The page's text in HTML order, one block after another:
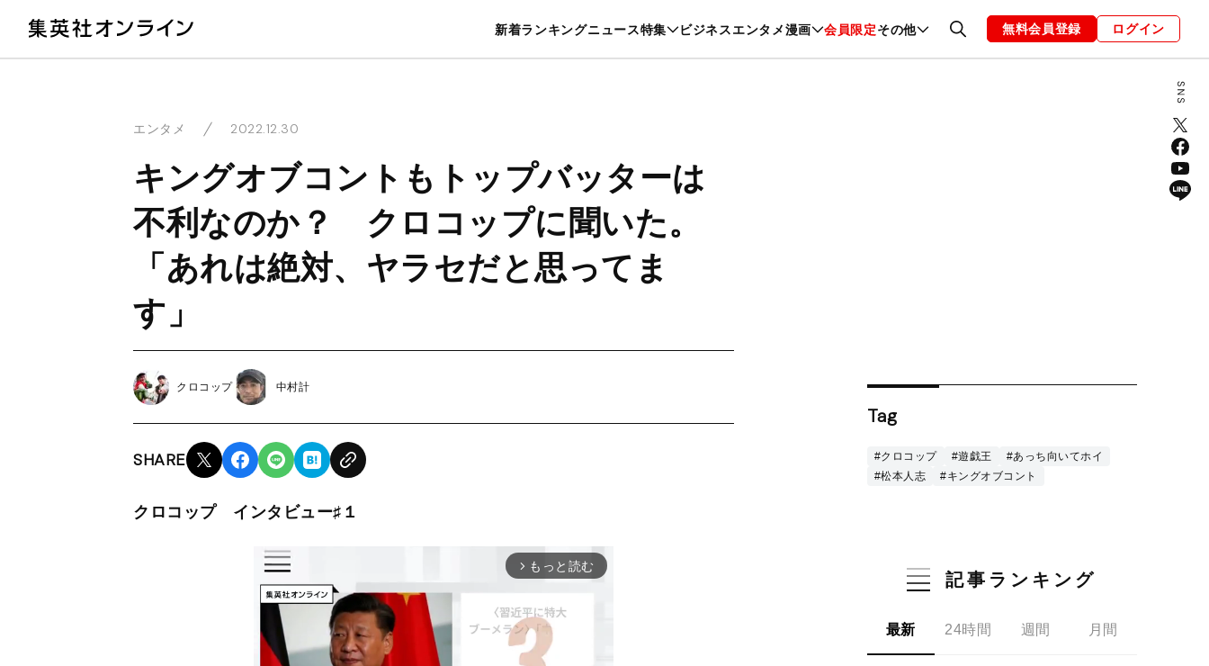
新着ランキングニュース特集 ビジネスエンタメ漫画 会員限定その他
暮らし スポーツ ヘルスケア 美容 グルメ ファッション 恋愛・結婚 編集部 お知らせ
無料会員登録 ログイン
エンタメ 2022.12.30
キングオブコントもトップバッターは
不利なのか？ クロコップに聞いた。
「あれは絶対、ヤラセだと思ってま
す」
クロコップ 中村計
SHARE
クロコップ インタビュー♯１
arrow_forward_ios もっと読む
Tag
#クロコップ #遊戯王
#あっち向いてホイ
#松本人志
#キングオブコント
記事ランキング
最新 24時間 週間 月間